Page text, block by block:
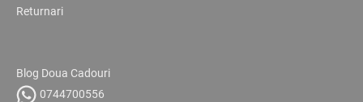
Returnari
Blog Doua Cadouri
0744700556